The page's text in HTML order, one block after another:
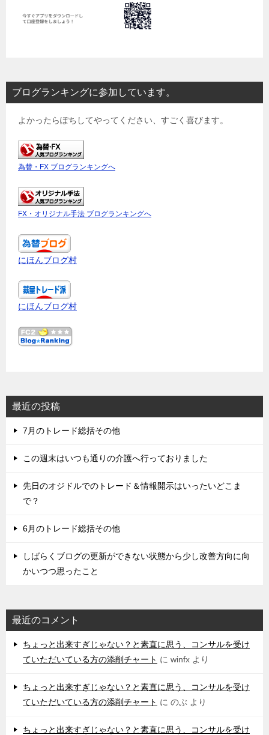
ブログランキングに参加しています。
よかったらぽちしてやってください、すごく喜びます。
為替・FX ブログランキングへ
FX・オリジナル手法 ブログランキングへ
にほんブログ村
にほんブログ村
最近の投稿
7月のトレード総括その他
この週末はいつも通りの介護へ行っておりました
先日のオジドルでのトレード＆情報開示はいったいどこま
で？
6月のトレード総括その他
しばらくブログの更新ができない状態から少し改善方向に向
かいつつ思ったこと
最近のコメント
ちょっと出来すぎじゃない？と素直に思う、コンサルを受け
ていただいている方の添削チャート に winfx より
ちょっと出来すぎじゃない？と素直に思う、コンサルを受け
ていただいている方の添削チャート に のぶ より
ちょっと出来すぎじゃない？と素直に思う、コンサルを受け